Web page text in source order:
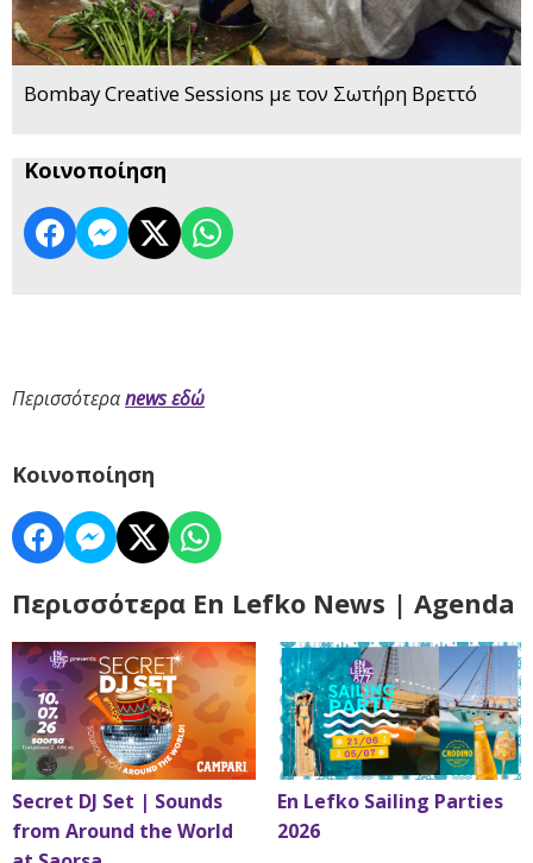
Bombay Creative Sessions με τον Σωτήρη Βρεττό
Κοινοποίηση
Περισσότεραnews εδώ
Κοινοποίηση
Περισσότερα En Lefko News | Agenda
Secret DJ Set | Sounds
from Around the World
En Lefko Sailing Parties
2026